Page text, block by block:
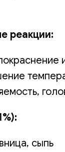
реакции:
сыпь